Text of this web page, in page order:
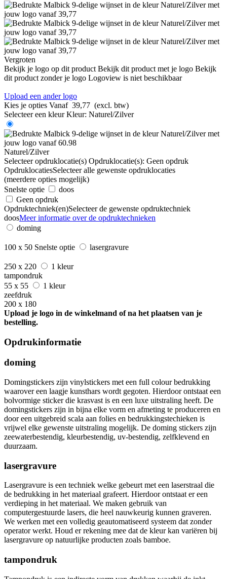
Vergroten
Bekijk je logo op dit product Bekijk dit product met je logo Bekijk
dit product zonder je logo Logoview is niet beschikbaar
Upload een ander logo
Kies je opties Vanaf 39,77 (excl. btw)
Selecteer een kleur Kleur: Naturel/Zilver
Naturel/Zilver
Selecteer opdruklocatie(s) Opdruklocatie(s): Geen opdruk
OpdruklocatiesSelecteer alle gewenste opdruklocaties
(meerdere opties mogelijk)
Snelste optie
doos
Geen opdruk
Opdruktechniek(en)Selecteer de gewenste opdruktechniek
doosMeer informatie over de opdruktechnieken
doming
100 x 50 Snelste optie lasergravure
250 x 220
1 kleur
tampondruk
55 x 55
1 kleur
zeefdruk
200 x 180
Upload je logo in de winkelmand of na het plaatsen van je
bestelling.
Opdrukinformatie
doming
Domingstickers zijn vinylstickers met een full colour bedrukking
waarover een laagje kunsthars wordt gegoten. Hierdoor ontstaat een
bolvormige sticker die krasvast is en een luxe uitstraling heeft. De
domingstickers zijn in bijna elke vorm en afmeting te produceren en
door een uitgebreid scala aan folies en bedrukkingstechieken is
vrijwel elke gewenste uitstraling mogelijk. De doming stickers zijn
zeewaterbestendig, kleurbestendig, uv-bestendig, zelfklevend en
duurzaam.
lasergravure
Lasergravure is een techniek welke gebeurt met een laserstraal die
de bedrukking in het materiaal grafeert. Hierdoor ontstaat er een
verdieping in het materiaal. We maken gebruik van
computergestuurde lasers, die heel nauwkeurig kunnen graveren.
We werken met een volledig geautomatiseerd systeem dat zonder
operator werkt. Houd er rekening mee dat de kleur kan variëren bij
lasergravure op natuurlijke producten zoals bamboe.
tampondruk